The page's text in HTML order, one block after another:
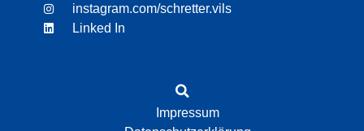
instagram.com/schretter.vils
Linked In
Impressum